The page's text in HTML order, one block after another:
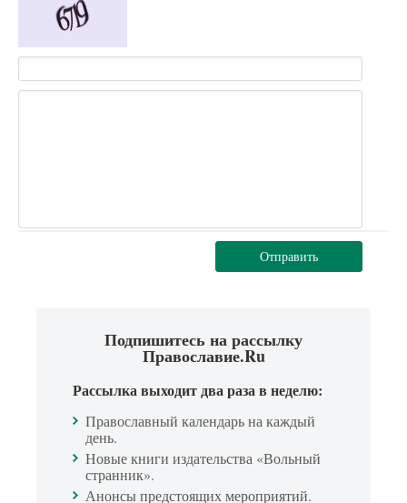
Отправить
Подпишитесь на рассылку
Православие.Ru
Рассылка выходит два раза в неделю:
Православный календарь на каждый
день.
Новые книги издательства «Вольный
странник».
Анонсы предстоящих мероприятий.